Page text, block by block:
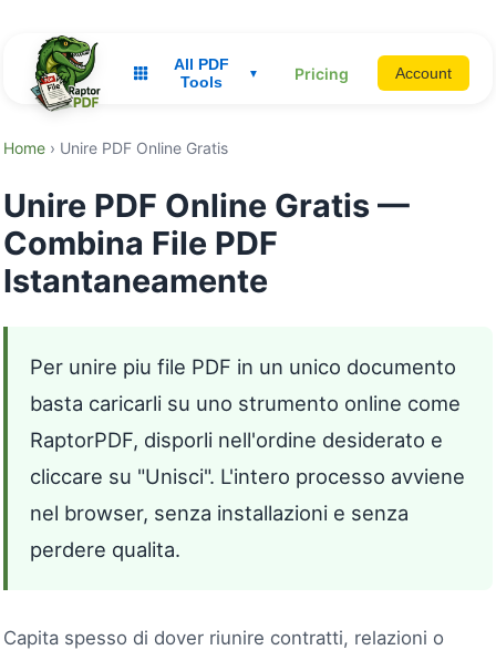
All PDF
Tools
▼ Pricing Account
Home › Unire PDF Online Gratis
Unire PDF Online Gratis —
Combina File PDF
Istantaneamente
Per unire piu file PDF in un unico documento
basta caricarli su uno strumento online come
RaptorPDF, disporli nell'ordine desiderato e
cliccare su "Unisci". L'intero processo avviene
nel browser, senza installazioni e senza
perdere qualita.
Capita spesso di dover riunire contratti, relazioni o